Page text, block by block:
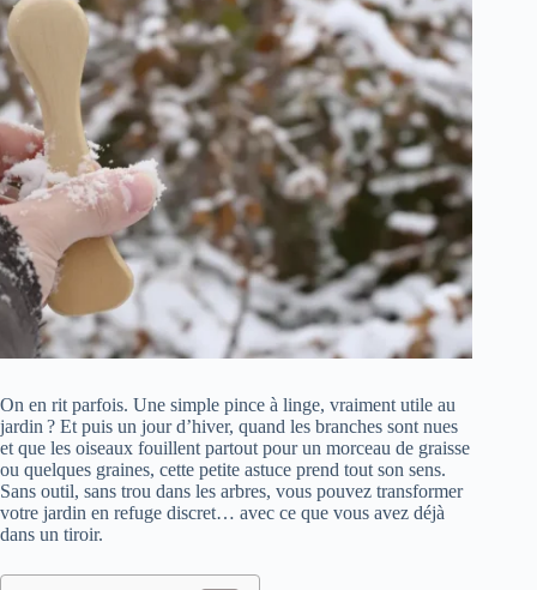
On en rit parfois. Une simple pince à linge, vraiment utile au
jardin ? Et puis un jour d’hiver, quand les branches sont nues
et que les oiseaux fouillent partout pour un morceau de graisse
ou quelques graines, cette petite astuce prend tout son sens.
Sans outil, sans trou dans les arbres, vous pouvez transformer
votre jardin en refuge discret… avec ce que vous avez déjà
dans un tiroir.